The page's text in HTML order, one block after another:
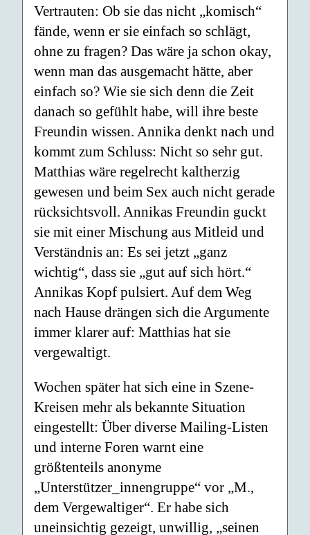
Vertrauten: Ob sie das nicht „komisch“
fände, wenn er sie einfach so schlägt,
ohne zu fragen? Das wäre ja schon okay,
wenn man das ausgemacht hätte, aber
einfach so? Wie sie sich denn die Zeit
danach so gefühlt habe, will ihre beste
Freundin wissen. Annika denkt nach und
kommt zum Schluss: Nicht so sehr gut.
Matthias wäre regelrecht kaltherzig
gewesen und beim Sex auch nicht gerade
rücksichtsvoll. Annikas Freundin guckt
sie mit einer Mischung aus Mitleid und
Verständnis an: Es sei jetzt „ganz
wichtig“, dass sie „gut auf sich hört.“
Annikas Kopf pulsiert. Auf dem Weg
nach Hause drängen sich die Argumente
immer klarer auf: Matthias hat sie
vergewaltigt.
Wochen später hat sich eine in Szene-
Kreisen mehr als bekannte Situation
eingestellt: Über diverse Mailing-Listen
und interne Foren warnt eine
größtenteils anonyme
„Unterstützer_innengruppe“ vor „M.,
dem Vergewaltiger“. Er habe sich
uneinsichtig gezeigt, unwillig, „seinen